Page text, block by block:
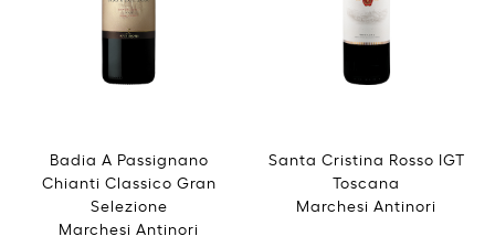
Badia A Passignano
Chianti Classico Gran
Selezione
Marchesi Antinori
Santa Cristina Rosso IGT
Toscana
Marchesi Antinori